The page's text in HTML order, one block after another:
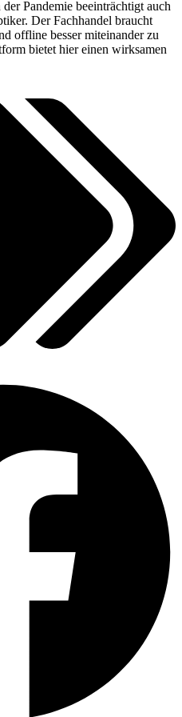
Pandemie beeinträchtigt auch
Der Fachhandel braucht
offline besser miteinander zu
bietet hier einen wirksamen